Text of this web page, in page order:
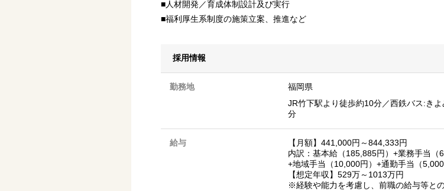
■人材開発／育成体制設計及び実行
■福利厚生系制度の施策立案、推進など
採用情報
勤務地
福岡県
JR竹下駅より徒歩約10分／西鉄バス:き
分
給与
【月額】441,000円～844,333円
内訳：基本給（185,885円）+業務手当（
+地域手当（10,000円）+通勤手当（
【想定年収】529万～1013万円
※経験や能力を考慮し、前職の給与等と